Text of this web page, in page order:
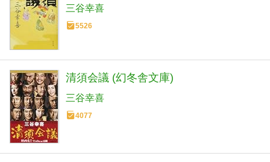
三谷幸喜
5526
清須会議 (幻冬舎文庫)
三谷幸喜
4077